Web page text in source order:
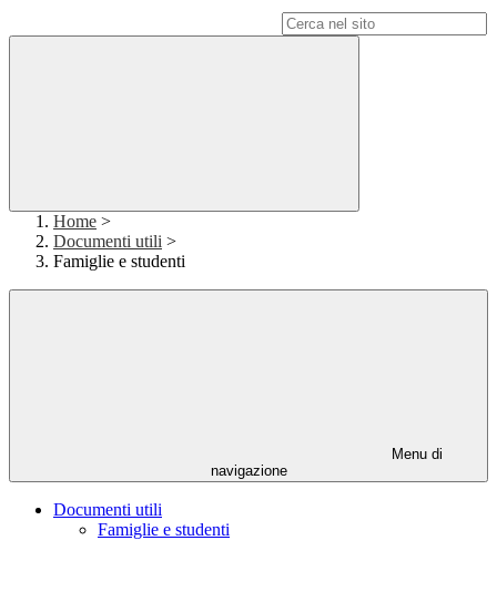
Home >
Documenti utili >
Famiglie e studenti
Menu di
navigazione
Documenti utili
Famiglie e studenti